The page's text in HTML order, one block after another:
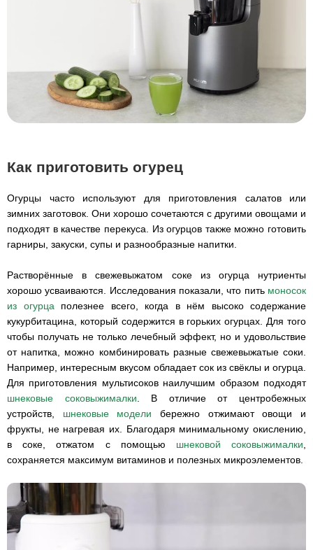
Как приготовить огурец
Огурцы часто используют для приготовления салатов или
зимних заготовок. Они хорошо сочетаются с другими овощами и
подходят в качестве перекуса. Из огурцов также можно готовить
гарниры, закуски, супы и разнообразные напитки.
Растворённые в свежевыжатом соке из огурца нутриенты
хорошо усваиваются. Исследования показали, что пить моносок
из огурца полезнее всего, когда в нём высоко содержание
кукурбитацина, который содержится в горьких огурцах. Для того
чтобы получать не только лечебный эффект, но и удовольствие
от напитка, можно комбинировать разные свежевыжатые соки.
Например, интересным вкусом обладает сок из свёклы и огурца.
Для приготовления мультисоков наилучшим образом подходят
шнековые соковыжималки . В отличие от центробежных
устройств, шнековые модели бережно отжимают овощи и
фрукты, не нагревая их. Благодаря минимальному окислению,
в соке, отжатом с помощью шнековой соковыжималки
сохраняется максимум витаминов и полезных микроэлементов.